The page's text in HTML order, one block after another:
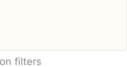
filters